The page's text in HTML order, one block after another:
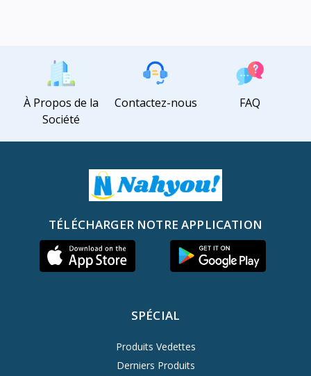
À Propos de la
Société
Contactez-nous FAQ
TÉLÉCHARGER NOTRE APPLICATION
SPÉCIAL
Produits Vedettes
Derniers Produits